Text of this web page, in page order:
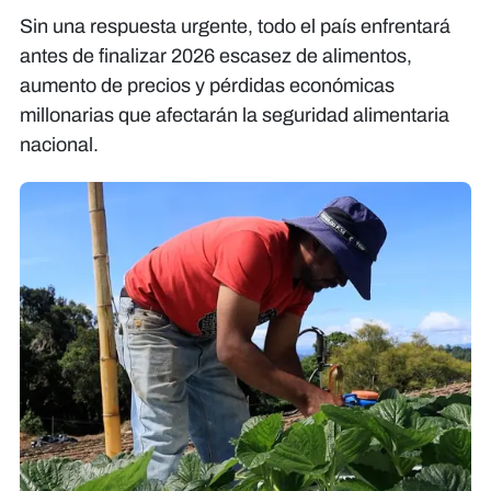
Sin una respuesta urgente, todo el país enfrentará
antes de finalizar 2026 escasez de alimentos,
aumento de precios y pérdidas económicas
millonarias que afectarán la seguridad alimentaria
nacional.